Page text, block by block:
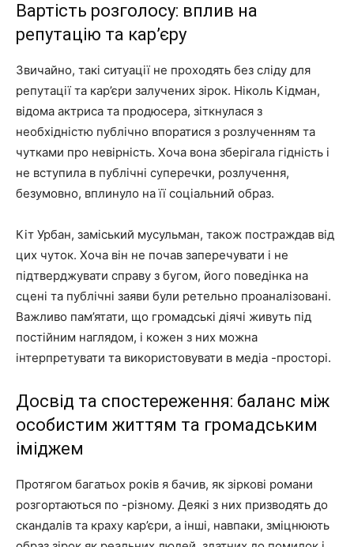
Вартість розголосу: вплив на
репутацію та кар’єру
Звичайно, такі ситуації не проходять без сліду для
репутації та кар’єри залучених зірок. Ніколь Кідман,
відома актриса та продюсера, зіткнулася з
необхідністю публічно впоратися з розлученням та
чутками про невірність. Хоча вона зберігала гідність і
не вступила в публічні суперечки, розлучення,
безумовно, вплинуло на її соціальний образ.
Кіт Урбан, заміський мусульман, також постраждав від
цих чуток. Хоча він не почав заперечувати і не
підтверджувати справу з бугом, його поведінка на
сцені та публічні заяви були ретельно проаналізовані.
Важливо пам’ятати, що громадські діячі живуть під
постійним наглядом, і кожен з них можна
інтерпретувати та використовувати в медіа -просторі.
Досвід та спостереження: баланс між
особистим життям та громадським
іміджем
Протягом багатьох років я бачив, як зіркові романи
розгортаються по -різному. Деякі з них призводять до
скандалів та краху кар’єри, а інші, навпаки, зміцнюють